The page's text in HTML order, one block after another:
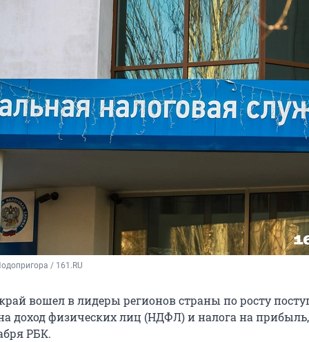
/ 161.RU
вошел в лидеры регионов страны по росту
доход физических лиц (НДФЛ) и налога на прибыль,
РБК.